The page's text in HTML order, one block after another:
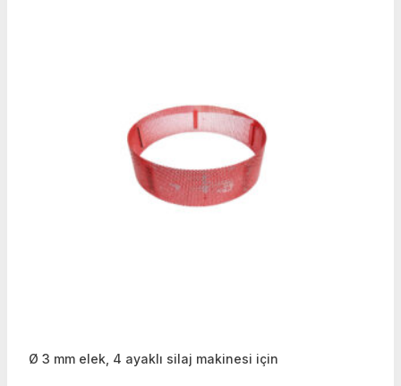
Ø 3 mm elek, 4 ayaklı silaj makinesi için